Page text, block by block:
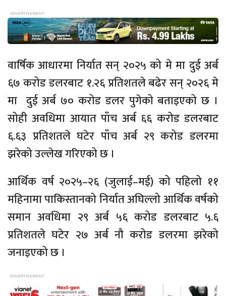
वार्षिक आधारमा निर्यात सन् २०२५ को मे मा दुई अर्ब
६७ करोड डलरबाट १.२६ प्रतिशतले बढेर सन् २०२६ मे
मा दुई अर्ब ७० करोड डलर पुगेको बताइएको छ ।
सोही अवधिमा आयात पाँच अर्ब ६६ करोड डलरबाट
६.६३ प्रतिशतले घटेर पाँच अर्ब २९ करोड डलरमा
झरेको उल्लेख गरिएको छ ।
आर्थिक वर्ष २०२५–२६ (जुलाई–मई) को पहिलो ११
महिनामा पाकिस्तानको निर्यात अघिल्लो आर्थिक वर्षको
समान अवधिमा २९ अर्ब ५६ करोड डलरबाट ५.६
प्रतिशतले घटेर २७ अर्ब नौ करोड डलरमा झरेको
जनाइएको छ ।